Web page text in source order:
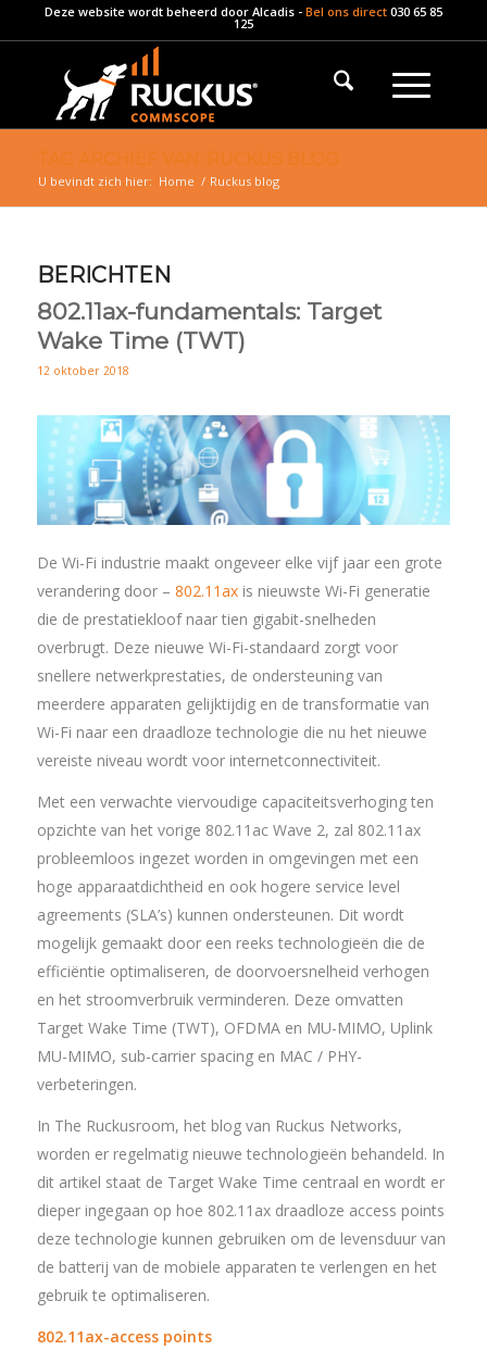
Deze website wordt beheerd door Alcadis- Bel ons direct 030 65 85
125
U bevindt zich hier: Home / Ruckus blog
BERICHTEN
802.11ax-fundamentals: Target
Wake Time (TWT)
12 oktober 2018
De Wi-Fi industrie maakt ongeveer elke vijf jaar een grote
verandering door – 802.11axis nieuwste Wi-Fi generatie
die de prestatiekloof naar tien gigabit-snelheden
overbrugt. Deze nieuwe Wi-Fi-standaard zorgt voor
snellere netwerkprestaties, de ondersteuning van
meerdere apparaten gelijktijdig en de transformatie van
Wi-Fi naar een draadloze technologie die nu het nieuwe
vereiste niveau wordt voor internetconnectiviteit.
Met een verwachte viervoudige capaciteitsverhoging ten
opzichte van het vorige 802.11ac Wave 2, zal 802.11ax
probleemloos ingezet worden in omgevingen met een
hoge apparaatdichtheid en ook hogere service level
agreements (SLA’s) kunnen ondersteunen. Dit wordt
mogelijk gemaakt door een reeks technologieën die de
efficiëntie optimaliseren, de doorvoersnelheid verhogen
en het stroomverbruik verminderen. Deze omvatten
Target Wake Time (TWT), OFDMA en MU-MIMO, Uplink
MU-MIMO, sub-carrier spacing en MAC / PHY-
verbeteringen.
In The Ruckusroom, het blog van Ruckus Networks,
worden er regelmatig nieuwe technologieën behandeld. In
dit artikel staat de Target Wake Time centraal en wordt er
dieper ingegaan op hoe 802.11ax draadloze access points
deze technologie kunnen gebruiken om de levensduur van
de batterij van de mobiele apparaten te verlengen en het
gebruik te optimaliseren.
802.11ax-access points